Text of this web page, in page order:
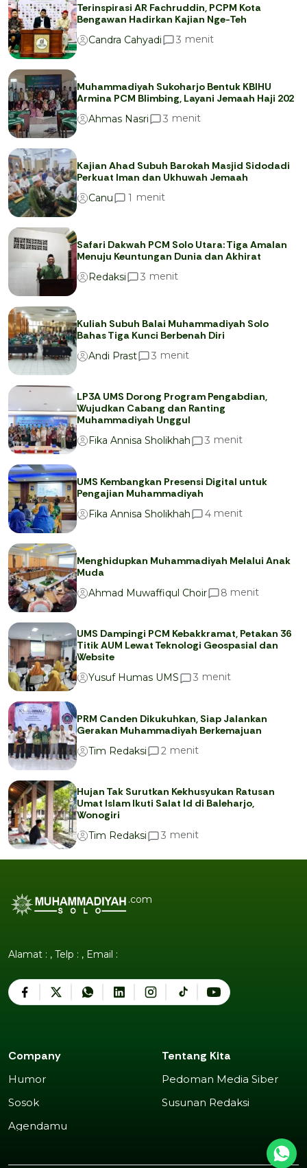
Terinspirasi AR Fachruddin, PCPM Kota
Bengawan Hadirkan Kajian Nge-Teh
Candra Cahyadi
3 menit
Muhammadiyah Sukoharjo Bentuk KBIHU
Armina PCM Blimbing, Layani Jemaah Haji 202
Ahmas Nasri
3 menit
Kajian Ahad Subuh Barokah Masjid Sidodadi
Perkuat Iman dan Ukhuwah Jemaah
Canu
1 menit
Safari Dakwah PCM Solo Utara: Tiga Amalan
Menuju Keuntungan Dunia dan Akhirat
Redaksi
3 menit
Kuliah Subuh Balai Muhammadiyah Solo
Bahas Tiga Kunci Berbenah Diri
Andi Prast
3 menit
LP3A UMS Dorong Program Pengabdian,
Wujudkan Cabang dan Ranting
Muhammadiyah Unggul
Fika Annisa Sholikhah
3 menit
UMS Kembangkan Presensi Digital untuk
Pengajian Muhammadiyah
Fika Annisa Sholikhah
4 menit
Menghidupkan Muhammadiyah Melalui Anak
Muda
Ahmad Muwaffiqul Choir
8 menit
UMS Dampingi PCM Kebakkramat, Petakan 36
Titik AUM Lewat Teknologi Geospasial dan
Website
Yusuf Humas UMS
3 menit
PRM Canden Dikukuhkan, Siap Jalankan
Gerakan Muhammadiyah Berkemajuan
Tim Redaksi
2 menit
Hujan Tak Surutkan Kekhusyukan Ratusan
Umat Islam Ikuti Salat Id di Baleharjo,
Wonogiri
Tim Redaksi
3 menit
.com
Alamat : , Telp : , Email :
Company
Humor
Sosok
Agendamu
Tentang Kita
Pedoman Media Siber
Susunan Redaksi